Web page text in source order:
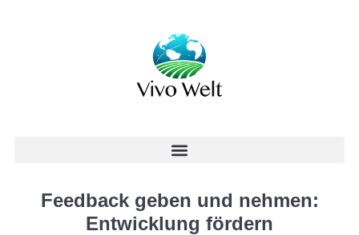
Feedback geben und nehmen:
Entwicklung fördern